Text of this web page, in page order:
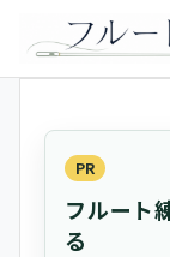
PR
フルート
る